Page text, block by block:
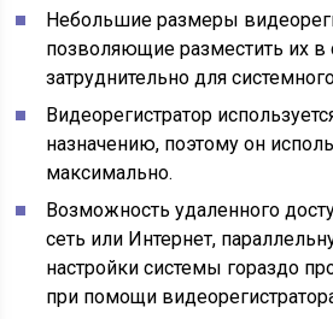
Небольшие размеры
позволяющие разместить их в
затруднительно для
Видеорегистратор
назначению, поэтому он
максимально.
Возможность удаленного
сеть или Интернет,
настройки системы гораздо
при помощи